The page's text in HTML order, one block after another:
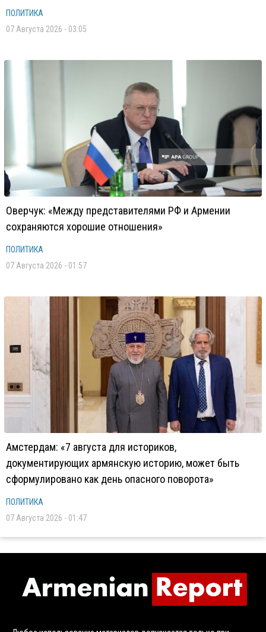
ПОЛИТИКА
07 Августа 2026 - 03:05
Оверчук: «Между представителями РФ и Армении
сохраняются хорошие отношения»
ПОЛИТИКА
07 Августа 2026 - 01:57
Амстердам: «7 августа для историков,
документирующих армянскую историю, может быть
сформулировано как день опасного поворота»
ПОЛИТИКА
07 Августа 2026 - 01:47